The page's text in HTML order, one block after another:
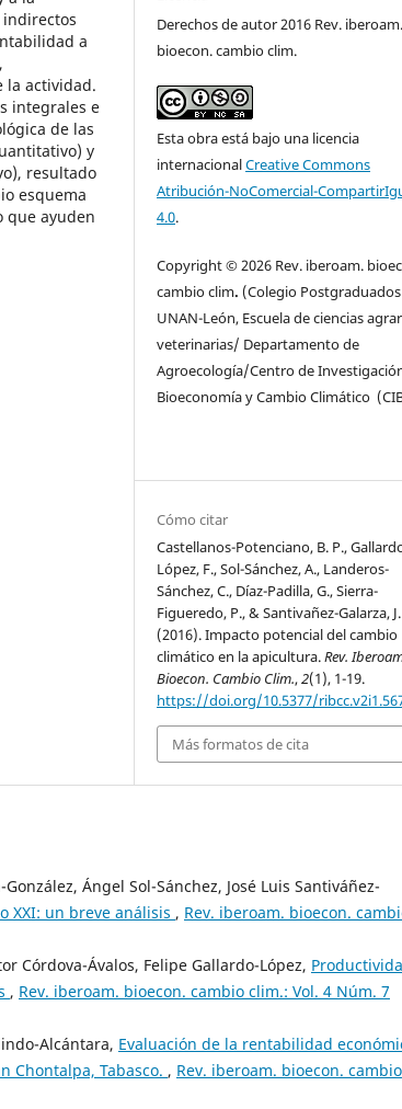
indirectos
a
la actividad.
integrales e
de las
y
resultado
esquema
que ayuden
Derechos de autor 2016 Rev. iberoam.
bioecon. cambio clim.
Esta obra está bajo una licencia
internacionalCreative Commons
Atribución-NoComercial-
4.0.
Copyright © 2026 Rev. iberoam.
cambio clim. (Colegio
UNAN-León, Escuela de ciencias
veterinarias/ Departamento de
Agroecología/Centro de
Bioeconomía y Cambio Climático
Cómo citar
Castellanos-Potenciano, B. P.,
López, F., Sol-Sánchez, A., Landeros-
Sánchez, C., Díaz-Padilla, G., Sierra-
Figueredo, P., & Santivañez-Galarza,
(2016). Impacto potencial del cambio
climático en la apicultura.Rev.
Bioecon. Cambio Clim.,2(1), 1-19.
https://doi.org/10.5377/
Más formatos de cita
Ángel Sol-Sánchez, José Luis Santiváñez-
XXI: un breve análisis , Rev. iberoam. bioecon.
Córdova-Ávalos, Felipe Gallardo-López,
, Rev. iberoam. bioecon. cambio clim.: Vol. 4 Núm. 7
Alcántara, Evaluación de la rentabilidad
Chontalpa, Tabasco. , Rev. iberoam. bioecon. cambio